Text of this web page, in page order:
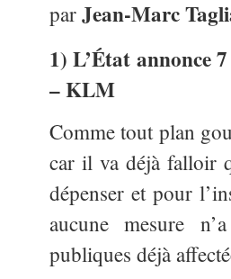
parJean-Marc
1) L’État annonce
– KLM
Comme tout plan
car il va déjà falloir
dépenser et pour
aucune mesure
publiques déjà